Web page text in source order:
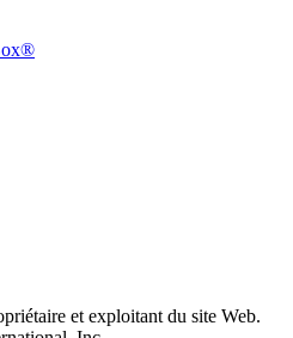
et exploitant du site Web.